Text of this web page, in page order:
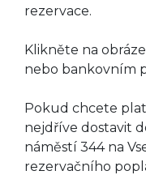
rezervace.
Klikněte na
nebo bankovním
Pokud chcete
nejdříve dostavit
náměstí 344 na
rezervačního